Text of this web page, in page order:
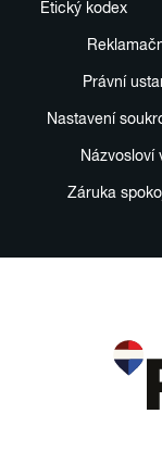
Etický kodex
Právní
Nastavení
Názvosloví
Záruka